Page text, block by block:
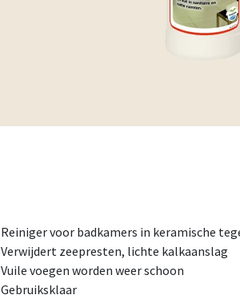
Reiniger voor badkamers in keramische
Verwijdert zeepresten, lichte kalkaanslag
Vuile voegen worden weer schoon
Gebruiksklaar